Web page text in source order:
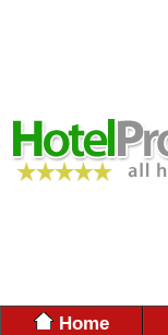
Home